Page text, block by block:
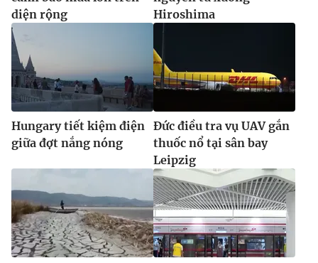
diện rộng
Hiroshima
Hungary tiết kiệm điện
giữa đợt nắng nóng
Đức điều tra vụ UAV gắn
thuốc nổ tại sân bay
Leipzig